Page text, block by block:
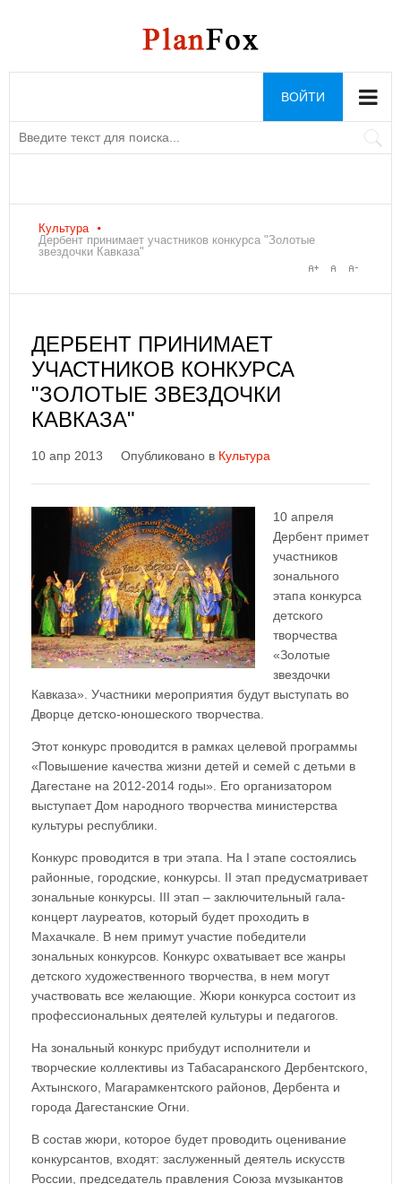
ВОЙТИ
Культура
Дербент принимает участников конкурса "Золотые
звездочки Кавказа"
ДЕРБЕНТ ПРИНИМАЕТ
УЧАСТНИКОВ КОНКУРСА
"ЗОЛОТЫЕ ЗВЕЗДОЧКИ
КАВКАЗА"
10 апр 2013 Опубликовано в Культура
10 апреля
Дербент примет
участников
зонального
этапа конкурса
детского
творчества
«Золотые
звездочки
Кавказа». Участники мероприятия будут выступать во
Дворце детско-юношеского творчества.
Этот конкурс проводится в рамках целевой программы
«Повышение качества жизни детей и семей с детьми в
Дагестане на 2012-2014 годы». Его организатором
выступает Дом народного творчества министерства
культуры республики.
Конкурс проводится в три этапа. На I этапе состоялись
районные, городские, конкурсы. II этап предусматривает
зональные конкурсы. III этап – заключительный гала-
концерт лауреатов, который будет проходить в
Махачкале. В нем примут участие победители
зональных конкурсов. Конкурс охватывает все жанры
детского художественного творчества, в нем могут
участвовать все желающие. Жюри конкурса состоит из
профессиональных деятелей культуры и педагогов.
На зональный конкурс прибудут исполнители и
творческие коллективы из Табасаранского Дербентского,
Ахтынского, Магарамкентского районов, Дербента и
города Дагестанские Огни.
В состав жюри, которое будет проводить оценивание
конкурсантов, входят: заслуженный деятель искусств
России, председатель правления Союза музыкантов